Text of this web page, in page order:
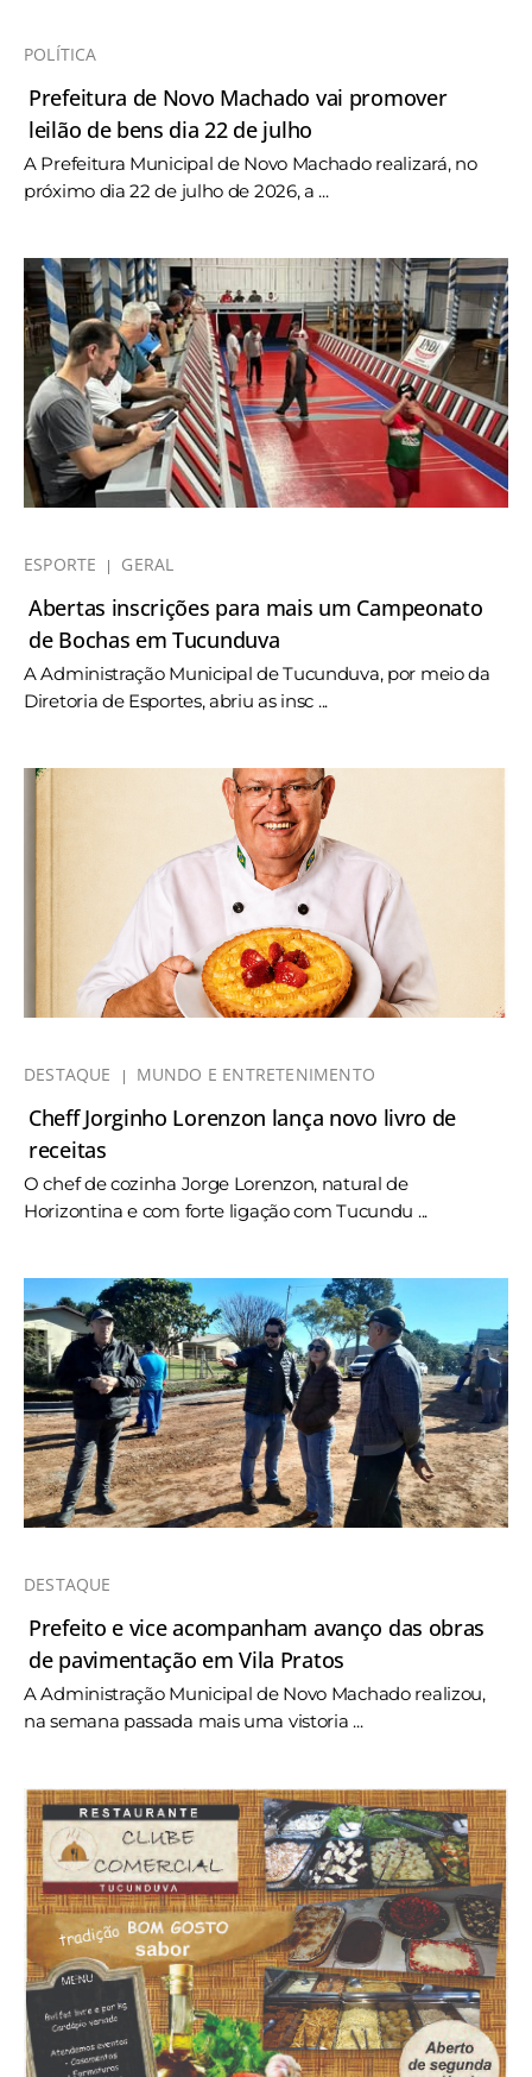
POLÍTICA
Prefeitura de Novo Machado vai promover
leilão de bens dia 22 de julho
A Prefeitura Municipal de Novo Machado realizará, no
próximo dia 22 de julho de 2026, a ...
ESPORTE GERAL
Abertas inscrições para mais um Campeonato
de Bochas em Tucunduva
A Administração Municipal de Tucunduva, por meio da
Diretoria de Esportes, abriu as insc ...
DESTAQUE MUNDO E ENTRETENIMENTO
Cheff Jorginho Lorenzon lança novo livro de
receitas
O chef de cozinha Jorge Lorenzon, natural de
Horizontina e com forte ligação com Tucundu ...
DESTAQUE
Prefeito e vice acompanham avanço das obras
de pavimentação em Vila Pratos
A Administração Municipal de Novo Machado realizou,
na semana passada mais uma vistoria ...